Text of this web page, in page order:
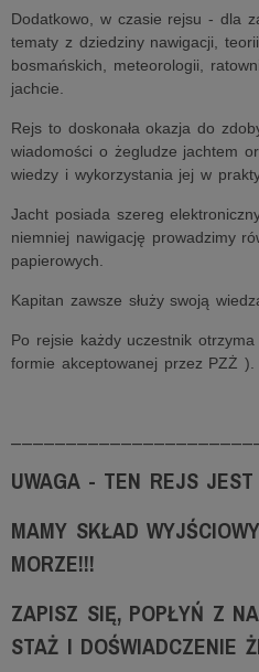
Dodatkowo, w czasie rejsu - dla
tematy z dziedziny nawigacji,
bosmańskich, meteorologii,
jachcie.
Rejs to doskonała okazja do
wiadomości o żegludze jachtem
wiedzy i wykorzystania jej w
Jacht posiada szereg
niemniej nawigację prowadzimy
papierowych.
Kapitan zawsze służy swoją
Po rejsie każdy uczestnik
formie akceptowanej przez PZŻ ).
UWAGA - TEN REJS JEST
MAMY SKŁAD
MORZE!!!
ZAPISZ SIĘ, POPŁYŃ Z
STAŻ I DOŚWIADCZENIE